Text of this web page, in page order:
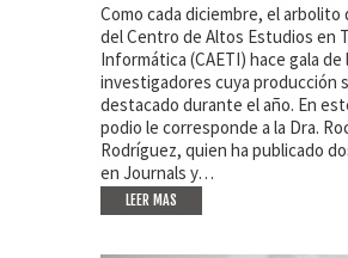
Como cada diciembre, el arbolito
del Centro de Altos Estudios en
Informática (CAETI) hace gala de
investigadores cuya producción
destacado durante el año. En
podio le corresponde a la Dra.
Rodríguez, quien ha publicado
en Journals y…
LEER MAS